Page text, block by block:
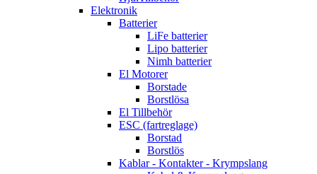
Elektronik
Batterier
LiFe batterier
Lipo batterier
Nimh batterier
El Motorer
Borstade
Borstlösa
El Tillbehör
ESC (fartreglage)
Borstad
Borstlös
Kablar - Kontakter - Krympslang